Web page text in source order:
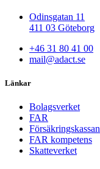
Odinsgatan 11
411 03 Göteborg
+46 31 80 41 00
mail@adact.se
Länkar
Bolagsverket
FAR
Försäkringskassan
FAR kompetens
Skatteverket